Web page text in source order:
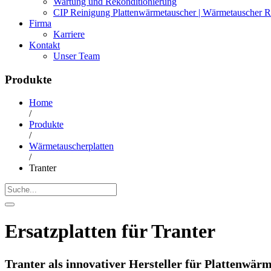
CIP Reinigung Plattenwärmetauscher | Wärmetauscher
Firma
Karriere
Kontakt
Unser Team
Produkte
Home
/
Produkte
/
Wärmetauscherplatten
/
Tranter
Ersatzplatten fürTranter
Tranter als innovativer Hersteller für